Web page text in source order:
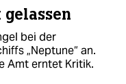
bei der
„Neptune“ an.
Amt erntet Kritik.